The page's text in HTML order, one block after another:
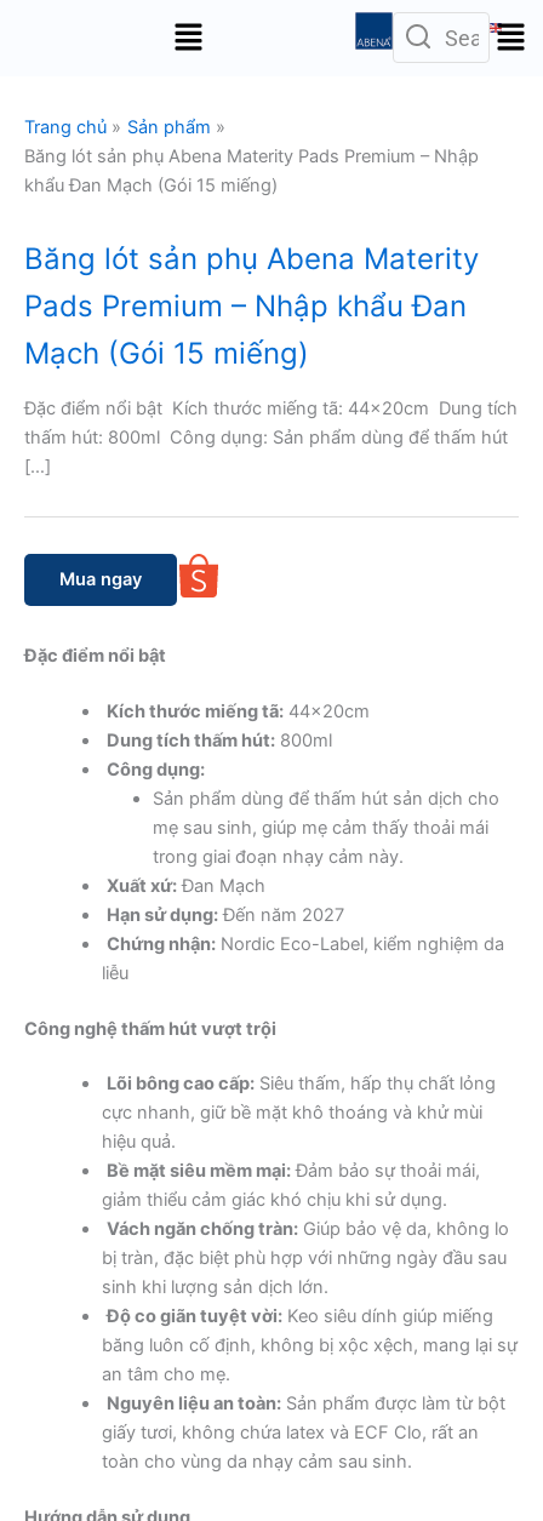
Menu
Trang chủ
Sản phẩm
Băng lót sản phụ Abena Materity Pads Premium – Nhập
khẩu Đan Mạch (Gói 15 miếng)
Băng lót sản phụ Abena Materity
Pads Premium – Nhập khẩu Đan
Mạch (Gói 15 miếng)
Đặc điểm nổi bật Kích thước miếng tã: 44x20cm Dung tích
thấm hút: 800ml Công dụng: Sản phẩm dùng để thấm hút
[…]
Mua ngay
Đặc điểm nổi bật
Kích thước miếng tã:44x20cm
Dung tích thấm hút:800ml
Công dụng:
Sản phẩm dùng để thấm hút sản dịch cho
mẹ sau sinh, giúp mẹ cảm thấy thoải mái
trong giai đoạn nhạy cảm này.
Xuất xứ:Đan Mạch
Hạn sử dụng:Đến năm 2027
Chứng nhận:Nordic Eco-Label, kiểm nghiệm da
liễu
Công nghệ thấm hút vượt trội
Lõi bông cao cấp:Siêu thấm, hấp thụ chất lỏng
cực nhanh, giữ bề mặt khô thoáng và khử mùi
hiệu quả.
Bề mặt siêu mềm mại:Đảm bảo sự thoải mái,
giảm thiểu cảm giác khó chịu khi sử dụng.
Vách ngăn chống tràn:Giúp bảo vệ da, không lo
bị tràn, đặc biệt phù hợp với những ngày đầu sau
sinh khi lượng sản dịch lớn.
Độ co giãn tuyệt vời:Keo siêu dính giúp miếng
băng luôn cố định, không bị xộc xệch, mang lại sự
an tâm cho mẹ.
Nguyên liệu an toàn:Sản phẩm được làm từ bột
giấy tươi, không chứa latex và ECF Clo, rất an
toàn cho vùng da nhạy cảm sau sinh.